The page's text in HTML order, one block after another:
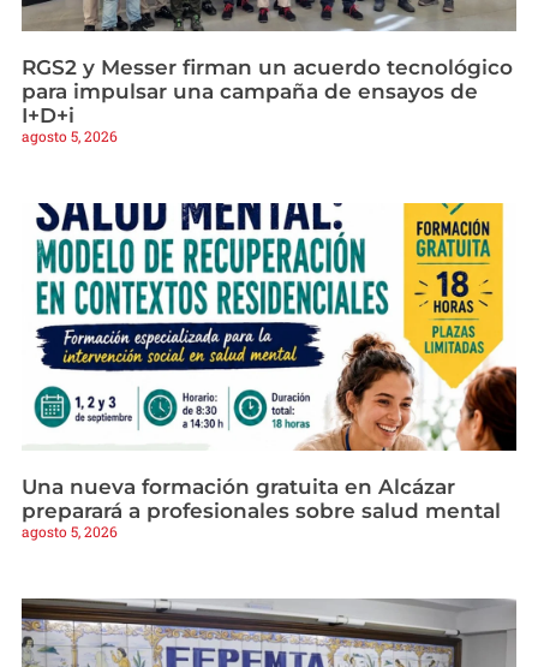
RGS2 y Messer firman un acuerdo tecnológico
para impulsar una campaña de ensayos de
I+D+i
agosto 5, 2026
Una nueva formación gratuita en Alcázar
preparará a profesionales sobre salud mental
agosto 5, 2026